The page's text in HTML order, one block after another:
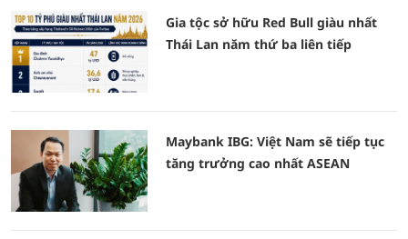
Gia tộc sở hữu Red Bull giàu nhất
Thái Lan năm thứ ba liên tiếp
Maybank IBG: Việt Nam sẽ tiếp tục
tăng trưởng cao nhất ASEAN